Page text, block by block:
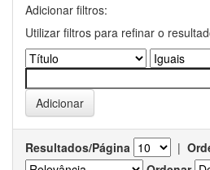
Adicionar filtros:
Utilizar filtros para refinar o
Resultados/Página |